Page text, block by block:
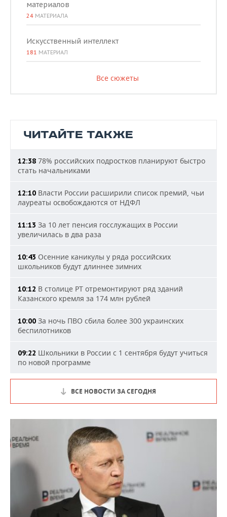
материалов
24 МАТЕРИАЛА
Искусственный интеллект
181 МАТЕРИАЛ
Все сюжеты
ЧИТАЙТЕ ТАКЖЕ
12:38 78% российских подростков планируют быстро
стать начальниками
12:10 Власти России расширили список премий, чьи
лауреаты освобождаются от НДФЛ
11:13 За 10 лет пенсия госслужащих в России
увеличилась в два раза
10:43 Осенние каникулы у ряда российских
школьников будут длиннее зимних
10:12 В столице РТ отремонтируют ряд зданий
Казанского кремля за 174 млн рублей
10:00 За ночь ПВО сбила более 300 украинских
беспилотников
09:22 Школьники в России с 1 сентября будут учиться
по новой программе
ВСЕ НОВОСТИ ЗА СЕГОДНЯ